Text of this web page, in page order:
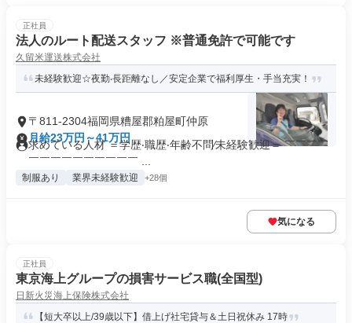
正社員
法人のルート配送スタッフ ※普通免許で可能です
久留米運送株式会社
未経験歓迎☆夜勤‧⻑距離なし／安定企業で福利厚生・手当充実！
〒811-2304福岡県糟屋郡粕屋町仲原
月給23万円～41万円
求めている人材 ＝学歴‧職歴‧年齢不問∕未経験歓迎＝ ￣￣￣￣
￣￣￣￣￣￣￣￣￣￣ ...
制服あり 業界未経験歓迎 +28個
気になる
正社員
東京海上グループの損害サービス職(全国型)
日新火災海上保険株式会社
【短大卒以上/39歳以下】借上げ社宅貸与＆土日祝休み 17時